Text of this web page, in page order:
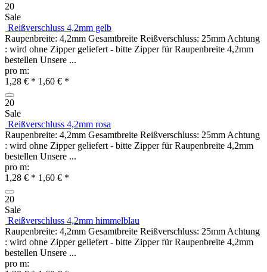
20
Sale
Reißverschluss 4,2mm gelb
Raupenbreite: 4,2mm Gesamtbreite Reißverschluss: 25mm Achtung
: wird ohne Zipper geliefert - bitte Zipper für Raupenbreite 4,2mm
bestellen Unsere ...
pro m:
1,28 € * 1,60 € *
20
Sale
Reißverschluss 4,2mm rosa
Raupenbreite: 4,2mm Gesamtbreite Reißverschluss: 25mm Achtung
: wird ohne Zipper geliefert - bitte Zipper für Raupenbreite 4,2mm
bestellen Unsere ...
pro m:
1,28 € * 1,60 € *
20
Sale
Reißverschluss 4,2mm himmelblau
Raupenbreite: 4,2mm Gesamtbreite Reißverschluss: 25mm Achtung
: wird ohne Zipper geliefert - bitte Zipper für Raupenbreite 4,2mm
bestellen Unsere ...
pro m: